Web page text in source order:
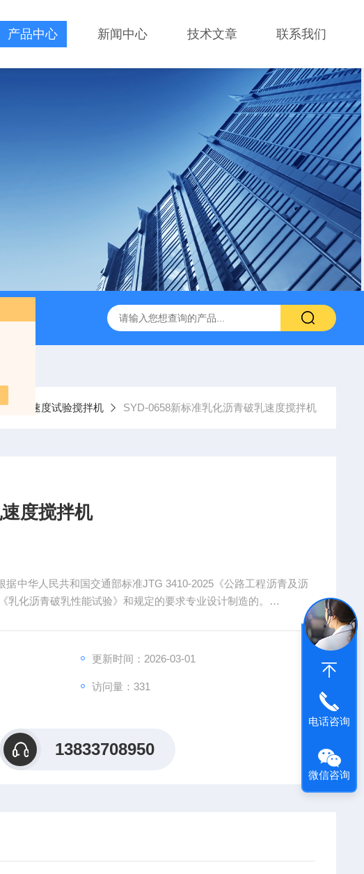
产品中心 新闻中心 技术文章 联系我们
标准普通混凝土泌水率试验容量筒试验方法 生石灰浆渣测定仪
破乳速度试验搅拌机 SYD-0658新标准乳化沥青破乳速度搅拌机
度搅拌机
据中华人民共和国交通部标准JTG 3410-2025《公路工程沥青及沥
乳化沥青破乳性能试验》和规定的要求专业设计制造的。
青的拌和稳定度试验，以鉴别乳液属于快裂（RS)、裂（MS)或慢
青的破乳指数,以评价乳化沥青破乳速度,
更新时间：2026-03-01
访问量：331
13833708950
电话咨询
微信咨询